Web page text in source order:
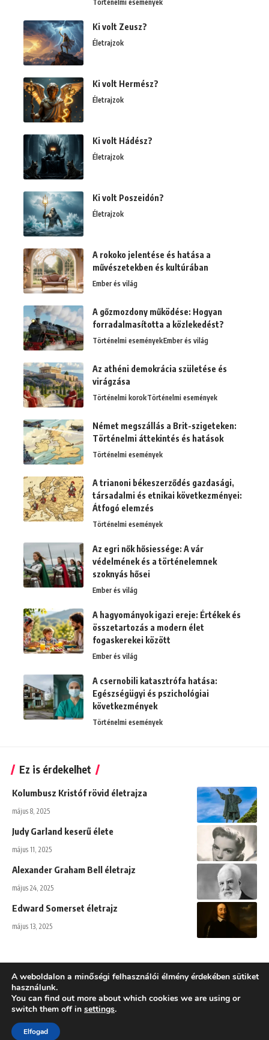
Történelmi események
Ki volt Zeusz?
Életrajzok
Ki volt Hermész?
Életrajzok
Ki volt Hádész?
Életrajzok
Ki volt Poszeidón?
Életrajzok
A rokoko jelentése és hatása a
művészetekben és kultúrában
Ember és világ
A gőzmozdony működése: Hogyan
forradalmasította a közlekedést?
Történelmi eseményekEmber és világ
Az athéni demokrácia születése és
virágzása
Történelmi korokTörténelmi események
Német megszállás a Brit-szigeteken:
Történelmi áttekintés és hatások
Történelmi események
A trianoni békeszerződés gazdasági,
társadalmi és etnikai következményei:
Átfogó elemzés
Történelmi események
Az egri nők hősiessége: A vár
védelmének és a történelemnek
szoknyás hősei
Ember és világ
A hagyományok igazi ereje: Értékek és
összetartozás a modern élet
fogaskerekei között
Ember és világ
A csernobili katasztrófa hatása:
Egészségügyi és pszichológiai
következmények
Történelmi események
Ez is érdekelhet
Kolumbusz Kristóf rövid életrajza
május 8, 2025
Judy Garland keserű élete
május 11, 2025
Alexander Graham Bell életrajz
május 24, 2025
Edward Somerset életrajz
május 13, 2025
Töri-infó - 2025 - Minden jog fenntartva! - Történelem, történelmi
Adatkezelési tájékoztató
A weboldalon a minőségi felhasználói élmény érdekében sütiket
használunk.
You can find out more about which cookies we are using or
switch them off in settings.
Elfogad